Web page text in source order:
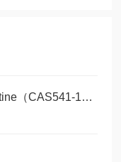
重点推介：MedKoo试剂Levocarnitine（CAS541-15-1）